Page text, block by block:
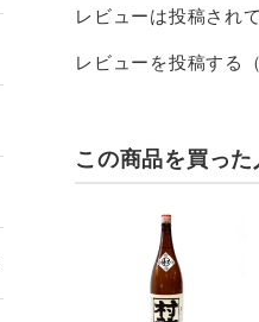
レビューは投稿され
レビューを投稿する
この商品を買った